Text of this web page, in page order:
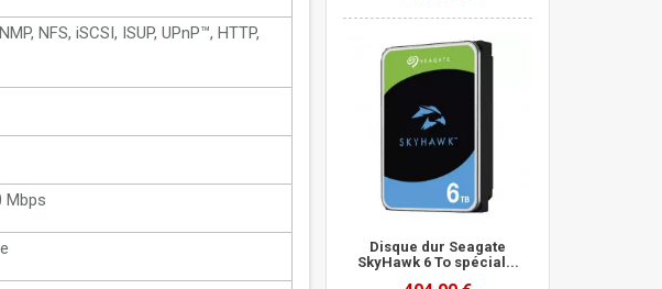
NFS, iSCSI, ISUP, UPnP™, HTTP,
Mbps
Disque dur Seagate
SkyHawk 6 To spécial...